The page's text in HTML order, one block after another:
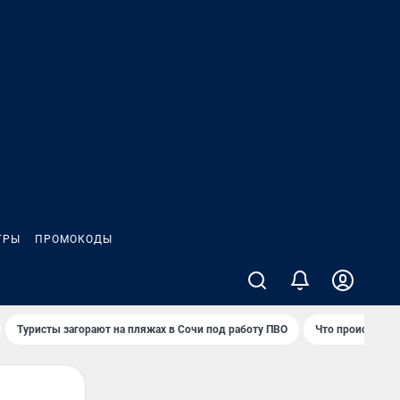
ПРОМОКОДЫ
Туристы загорают на пляжах в Сочи под работу ПВО Что происходит